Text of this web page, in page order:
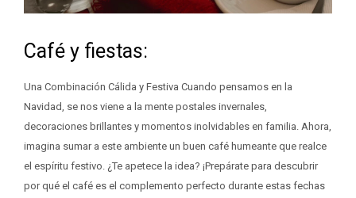
Café y fiestas:
Una Combinación Cálida y Festiva Cuando pensamos en la
Navidad, se nos viene a la mente postales invernales,
decoraciones brillantes y momentos inolvidables en familia. Ahora,
imagina sumar a este ambiente un buen café humeante que realce
el espíritu festivo. ¿Te apetece la idea? ¡Prepárate para descubrir
por qué el café es el complemento perfecto durante estas fechas